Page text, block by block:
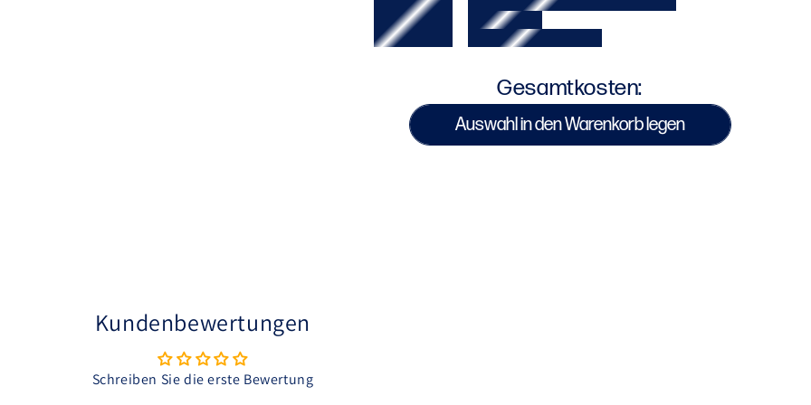
Gesamtkosten:
Auswahl in den Warenkorb legen
Kundenbewertungen
Schreiben Sie die erste Bewertung